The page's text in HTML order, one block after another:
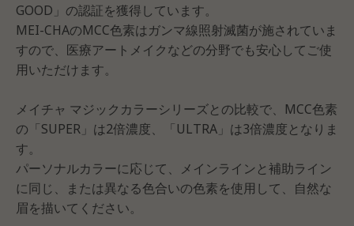
GOOD」の認証を獲得しています。
MEI-CHAのMCC色素はガンマ線照射滅菌が施されていま
すので、医療アートメイクなどの分野でも安心してご使
用いただけます。
メイチャ マジックカラーシリーズとの比較で、MCC色素
の「SUPER」は2倍濃度、「ULTRA」は3倍濃度となりま
す。
パーソナルカラーに応じて、メインラインと補助ライン
に同じ、または異なる色合いの色素を使用して、自然な
眉を描いてください。